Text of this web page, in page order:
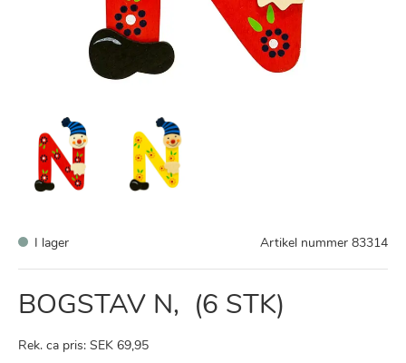
I lager Artikel nummer 83314
BOGSTAV N, (6 STK)
Rek. ca pris: SEK 69,95